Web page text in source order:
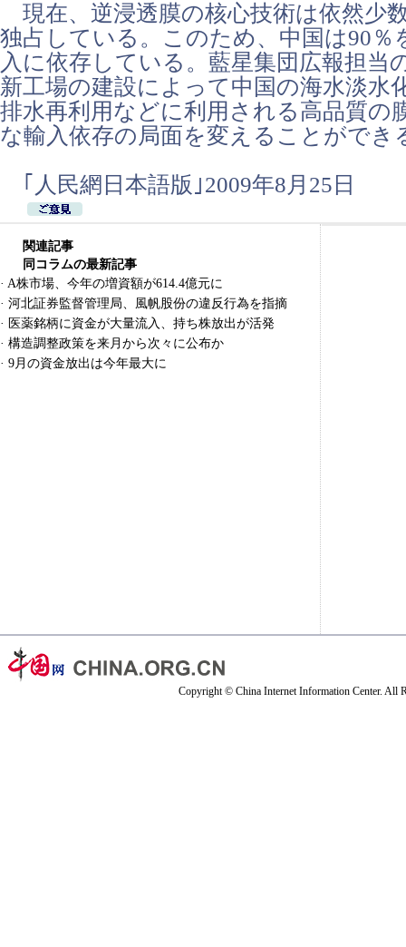
現在、逆浸透膜の核心技術は依然少
独占している。このため、中国は90％
入に依存している。藍星集団広報担当
新工場の建設によって中国の海水淡水
排水再利用などに利用される高品質の
な輸入依存の局面を変えることができ
｢人民網日本語版｣2009年8月25日
関連記事
同コラムの最新記事
· A株市場、今年の増資額が614.4億元に
· 河北証券監督管理局、風帆股份の違反行為を指摘
· 医薬銘柄に資金が大量流入、持ち株放出が活発
· 構造調整政策を来月から次々に公布か
· 9月の資金放出は今年最大に